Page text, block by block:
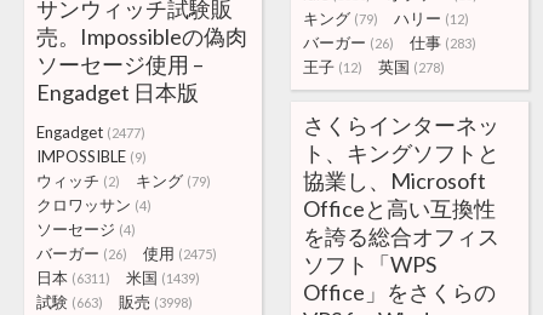
キング (79) ハリー (12)
バーガー (26) 仕事 (283)
王子 (12) 英国 (278)
サンウィッチ試験販
売。Impossibleの偽肉
ソーセージ使用 –
Engadget 日本版
Engadget (2477)
IMPOSSIBLE (9)
ウィッチ (2) キング (79)
クロワッサン (4)
ソーセージ (4)
バーガー (26) 使用 (2475)
日本 (6311) 米国 (1439)
試験 (663) 販売 (3998)
さくらインターネッ
ト、キングソフトと
協業し、Microsoft
Officeと高い互換性
を誇る総合オフィス
ソフト「WPS
Office」をさくらの